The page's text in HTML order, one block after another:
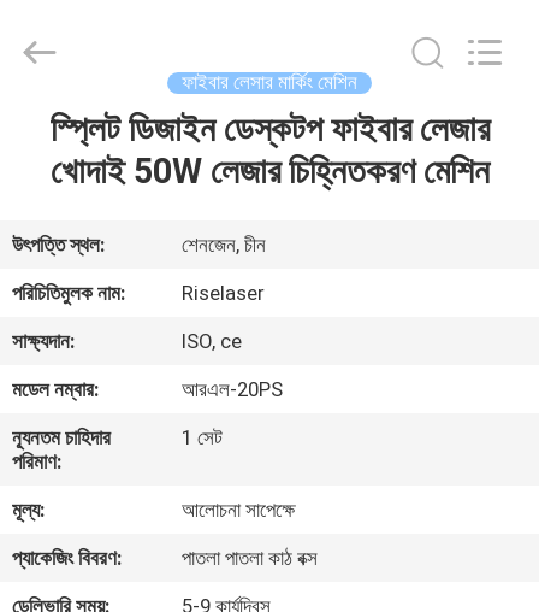
ভিআর
শো
আমাদের
সম্পর্কে
কারখানা
ভ্রমণ
Technology
Reserved.
ফাইবার লেসার মার্কিং মেশিন
স্প্লিট ডিজাইন ডেস্কটপ ফাইবার লেজার
খোদাই 50W লেজার চিহ্নিতকরণ মেশিন
উৎপত্তি স্থল:
শেনজেন, চীন
পরিচিতিমুলক নাম:
Riselaser
সাক্ষ্যদান:
ISO, ce
মডেল নম্বার:
আরএল-20PS
ন্যূনতম চাহিদার
পরিমাণ:
1 সেট
মূল্য:
আলোচনা সাপেক্ষে
প্যাকেজিং বিবরণ:
পাতলা পাতলা কাঠ বক্স
ডেলিভারি সময়:
5-9 কার্যদিবস